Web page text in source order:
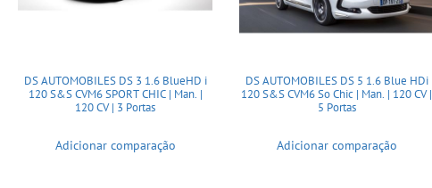
DS AUTOMOBILES DS 3 1.6 BlueHD i
120 S&S CVM6 SPORT CHIC | Man. |
120 CV | 3 Portas
Adicionar comparação
DS AUTOMOBILES DS 5 1.6 Blue HDi
120 S&S CVM6 So Chic | Man. | 120 CV |
5 Portas
Adicionar comparação